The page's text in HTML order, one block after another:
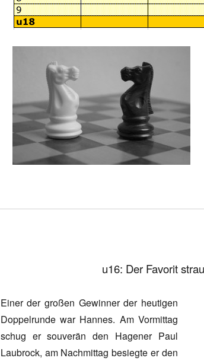
u16: Der Favorit
Einer der großen Gewinner der heutigen
Doppelrunde war Hannes. Am Vormittag
schug er souverän den Hagener Paul
Laubrock, am Nachmittag besiegte er den